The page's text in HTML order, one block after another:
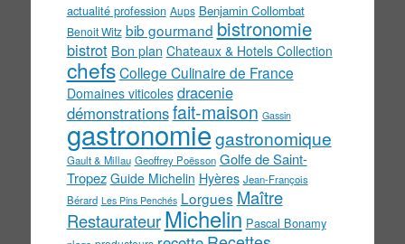
actualité profession Aups Benjamin Collombat
Benoit Witz bib gourmand bistronomie
bistrot Bon plan Chateaux & Hotels Collection
chefs College Culinaire de France
Domaines viticoles dracenie
démonstrationsfait-maison Gassin
gastronomiegastronomique
Gault & Millau Geoffrey Poësson Golfe de Saint-
Tropez Guide Michelin Hyères Jean-François
Bérard Les Pins Penchés Lorgues Maître
Restaurateur Michelin Pascal Bonamy